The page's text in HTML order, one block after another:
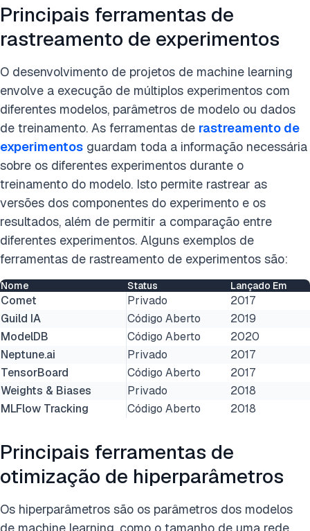
Principais ferramentas de
rastreamento de experimentos
O desenvolvimento de projetos de machine learning
envolve a execução de múltiplos experimentos com
diferentes modelos, parâmetros de modelo ou dados
de treinamento. As ferramentas de rastreamento de
experimentos guardam toda a informação necessária
sobre os diferentes experimentos durante o
treinamento do modelo. Isto permite rastrear as
versões dos componentes do experimento e os
resultados, além de permitir a comparação entre
diferentes experimentos. Alguns exemplos de
ferramentas de rastreamento de experimentos são:
Nome Status Lançado Em
Comet Privado
2017
Guild IA
Código Aberto
2019
ModelDB
Código Aberto
2020
Neptune.ai
Privado
2017
TensorBoard
Código Aberto
2017
Weights & Biases
Privado
2018
MLFlow Tracking
Código Aberto 2018
Principais ferramentas de
otimização de hiperparâmetros
Os hiperparâmetros são os parâmetros dos modelos
de machine learning, como o tamanho de uma rede